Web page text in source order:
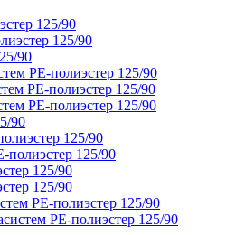
125/90
125/90
90
PE-полиэстер 125/90
PE-полиэстер 125/90
PE-полиэстер 125/90
90
125/90
полиэстер 125/90
125/90
125/90
PE-полиэстер 125/90
PE-полиэстер 125/90